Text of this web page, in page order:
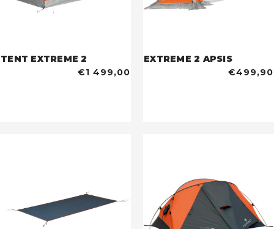
TENT EXTREME 2
€1 499,00
EXTREME 2 APSIS
€499,90